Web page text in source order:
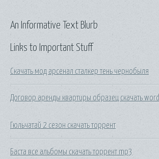
Links to Important Stuff
Скачать мод арсенал сталкер тень чернобыля
Договор аренды квартиры образец скачать word
Гюльчатай 2 сезон скачать торрент
Баста все альбомы скачать торрент mp3
An Informative Text Blurb